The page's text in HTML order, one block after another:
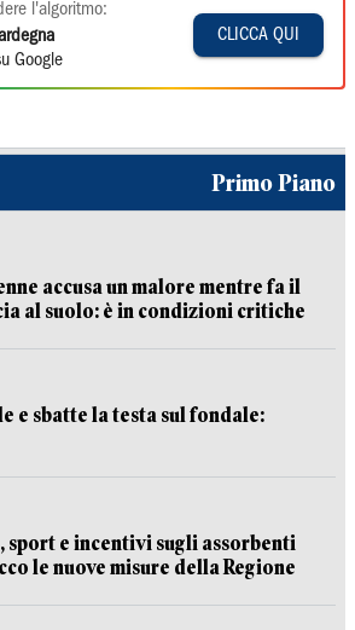
l'algoritmo:
Google
CLICCA QUI
Primo Piano
accusa un malore mentre fa il
al suolo: è in condizioni critiche
e sbatte la testa sul fondale:
sport e incentivi sugli assorbenti
le nuove misure della Regione